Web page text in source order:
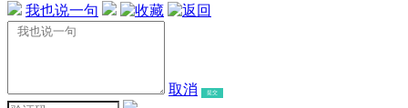
我也说一句
取消 提交